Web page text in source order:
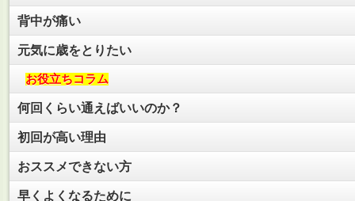
背中が痛い
元気に歳をとりたい
お役立ちコラム
何回くらい通えばいいのか？
初回が高い理由
おススメできない方
早くよくなるために